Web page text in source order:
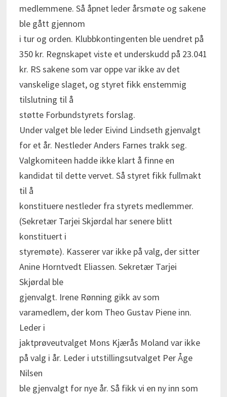
medlemmene. Så åpnet leder årsmøte og sakene
ble gått gjennom
i tur og orden. Klubbkontingenten ble uendret på
350 kr. Regnskapet viste et underskudd på 23.041
kr. RS sakene som var oppe var ikke av det
vanskelige slaget, og styret fikk enstemmig
tilslutning til å
støtte Forbundstyrets forslag.
Under valget ble leder Eivind Lindseth gjenvalgt
for et år. Nestleder Anders Farnes trakk seg.
Valgkomiteen hadde ikke klart å finne en
kandidat til dette vervet. Så styret fikk fullmakt
til å
konstituere nestleder fra styrets medlemmer.
(Sekretær Tarjei Skjørdal har senere blitt
konstituert i
styremøte). Kasserer var ikke på valg, der sitter
Anine Horntvedt Eliassen. Sekretær Tarjei
Skjørdal ble
gjenvalgt. Irene Rønning gikk av som
varamedlem, der kom Theo Gustav Piene inn.
Leder i
jaktprøveutvalget Mons Kjærås Moland var ikke
på valg i år. Leder i utstillingsutvalget Per Åge
Nilsen
ble gjenvalgt for nye år. Så fikk vi en ny inn som